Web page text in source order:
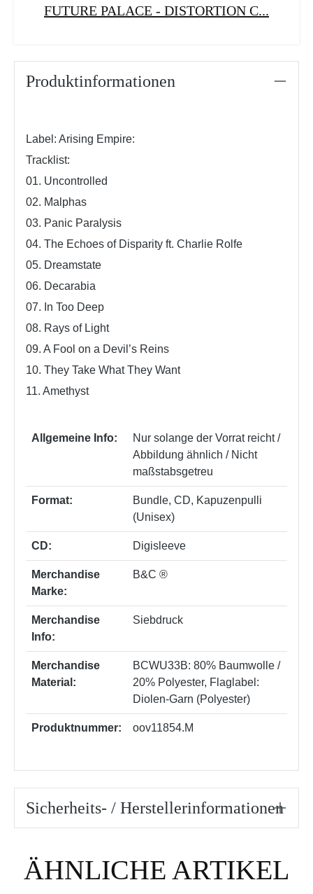
FUTURE PALACE - DISTORTION C...
Produktinformationen
Label: Arising Empire:
Tracklist:
01. Uncontrolled
02. Malphas
03. Panic Paralysis
04. The Echoes of Disparity ft. Charlie Rolfe
05. Dreamstate
06. Decarabia
07. In Too Deep
08. Rays of Light
09. A Fool on a Devil’s Reins
10. They Take What They Want
11. Amethyst
Allgemeine Info:
Nur solange der Vorrat reicht /
Abbildung ähnlich / Nicht
maßstabsgetreu
Format: Bundle, CD, Kapuzenpulli
(Unisex)
CD: Digisleeve
Merchandise
Marke:
B&C ®
Merchandise
Info:
Siebdruck
Merchandise
Material:
BCWU33B: 80% Baumwolle /
20% Polyester, Flaglabel:
Diolen-Garn (Polyester)
Produktnummer: oov11854.M
Sicherheits- / Herstellerinformationen
ÄHNLICHE ARTIKEL